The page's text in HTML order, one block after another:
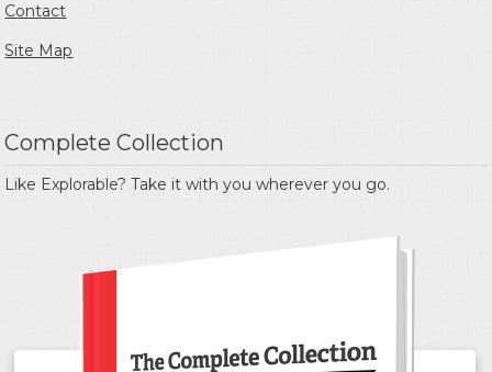
Contact
Site Map
Complete Collection
Like Explorable? Take it with you wherever you go.